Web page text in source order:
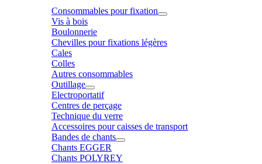
Consommables pour fixation
Vis à bois
Boulonnerie
Chevilles pour fixations légères
Cales
Colles
Autres consommables
Outillage
Electroportatif
Centres de perçage
Technique du verre
Accessoires pour caisses de transport
Bandes de chants
Chants EGGER
Chants POLYREY